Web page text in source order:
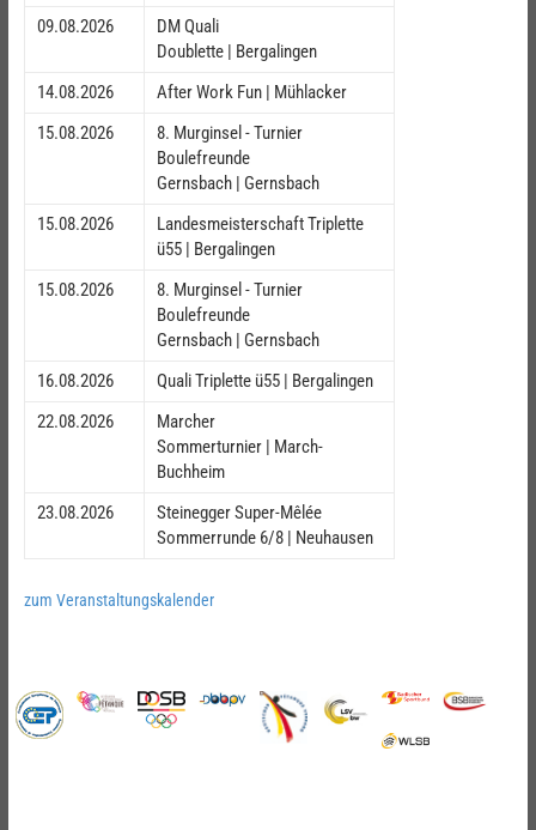
09.08.2026
DM Quali
Doublette | Bergalingen
14.08.2026
After Work Fun | Mühlacker
15.08.2026
8. Murginsel - Turnier
Boulefreunde
Gernsbach | Gernsbach
15.08.2026
Landesmeisterschaft Triplette
ü55 | Bergalingen
15.08.2026
8. Murginsel - Turnier
Boulefreunde
Gernsbach | Gernsbach
16.08.2026
Quali Triplette ü55 | Bergalingen
22.08.2026
Marcher
Sommerturnier | March-
Buchheim
23.08.2026
Steinegger Super-Mêlée
Sommerrunde 6/8 | Neuhausen
zum Veranstaltungskalender